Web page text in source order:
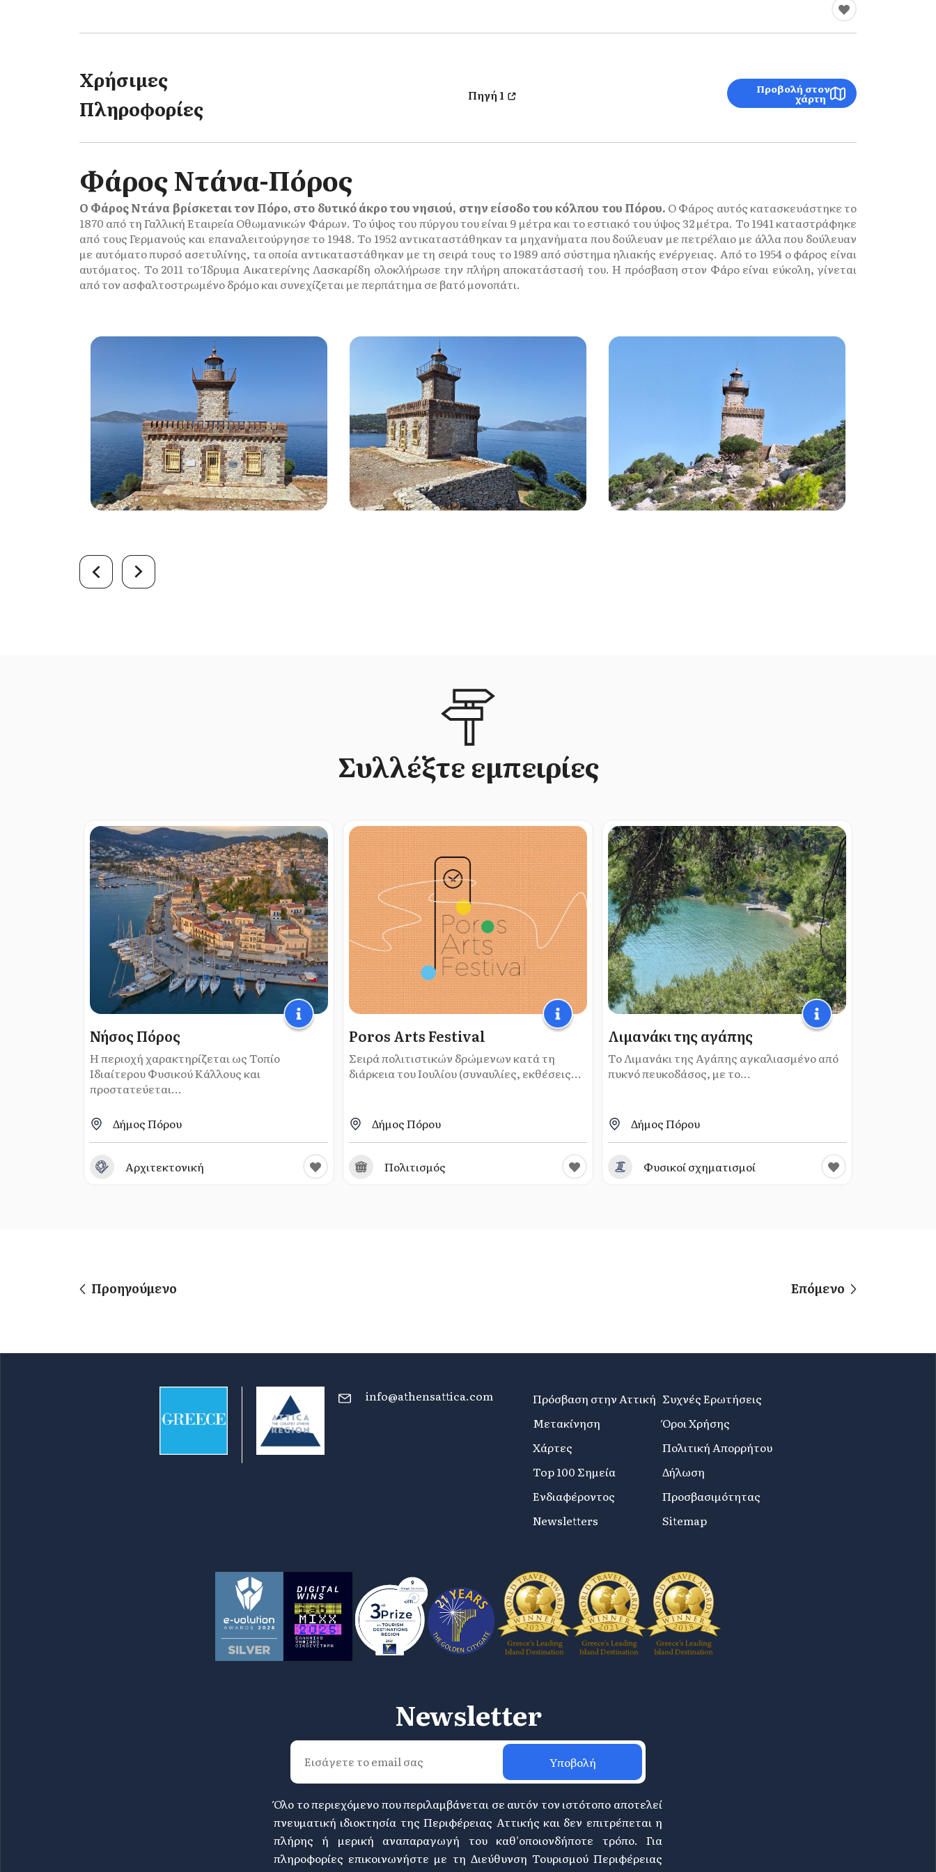
Χρήσιμες
Πληροφορίες
Πηγή 1 Προβολή στον
χάρτη
Φάρος Ντάνα-Πόρος
Ο Φάρος Ντάνα βρίσκεται τον Πόρο, στο δυτικό άκρο του νησιού, στην είσοδο του κόλπου του Πόρου. Ο Φάρος αυτός κατασκευάστηκε το
1870 από τη Γαλλική Εταιρεία Οθωμανικών Φάρων. Το ύψος του πύργου του είναι 9 μέτρα και το εστιακό του ύψος 32 μέτρα. Το 1941 καταστράφηκε
από τους Γερμανούς και επαναλειτούργησε το 1948. Το 1952 αντικαταστάθηκαν τα μηχανήματα που δούλευαν με πετρέλαιο με άλλα που δούλευαν
με αυτόματο πυρσό ασετυλίνης, τα οποία αντικαταστάθηκαν με τη σειρά τους το 1989 από σύστημα ηλιακής ενέργειας. Από το 1954 ο φάρος είναι
αυτόματος. Το 2011 το Ίδρυμα Αικατερίνης Λασκαρίδη ολοκλήρωσε την πλήρη αποκατάστασή του. Η πρόσβαση στον Φάρο είναι εύκολη, γίνεται
από τον ασφαλτοστρωμένο δρόμο και συνεχίζεται με περπάτημα σε βατό μονοπάτι.
Συλλέξτε εμπειρίες
Νήσος Πόρος
Η περιοχή χαρακτηρίζεται ως Τοπίο
Ιδιαίτερου Φυσικού Κάλλους και
προστατεύεται...
Δήμος Πόρου
Αρχιτεκτονική
Poros Arts Festival
Σειρά πολιτιστικών δρώμενων κατά τη
διάρκεια του Ιουλίου (συναυλίες, εκθέσεις...
Δήμος Πόρου
Πολιτισμός
Λιμανάκι της αγάπης
Το Λιμανάκι της Αγάπης αγκαλιασμένο από
πυκνό πευκοδάσος, με το...
Δήμος Πόρου
Φυσικοί σχηματισμοί
Προηγούμενο Επόμενο
info@athensattica.com
Πρόσβαση στην Αττική
Μετακίνηση
Χάρτες
Top 100 Σημεία
Ενδιαφέροντος
Newsletters
Συχνές Ερωτήσεις
Όροι Χρήσης
Πολιτική Απορρήτου
Δήλωση
Προσβασιμότητας
Sitemap
Newsletter
Υποβολή
Όλο το περιεχόμενο που περιλαμβάνεται σε αυτόν τον ιστότοπο αποτελεί
πνευματική ιδιοκτησία της Περιφέρειας Αττικής και δεν επιτρέπεται η
πλήρης ή μερική αναπαραγωγή του καθ'οποιονδήποτε τρόπο. Για
πληροφορίες επικοινωνήστε με τη Διεύθυνση Τουρισμού Περιφέρειας